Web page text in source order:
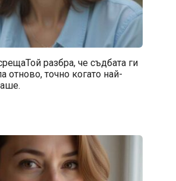
разбра, че съдбата ги
отново, точно когато най-